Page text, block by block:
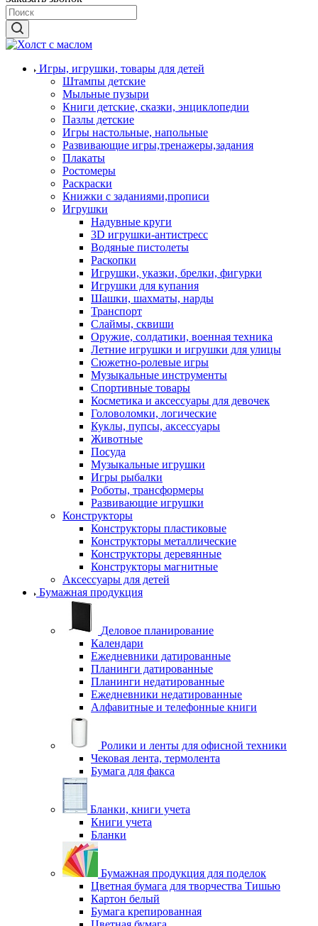
Игры, игрушки, товары для детей
Штампы детские
Мыльные пузыри
Книги детские, сказки, энциклопедии
Пазлы детские
Игры настольные, напольные
Развивающие игры,тренажеры,задания
Плакаты
Ростомеры
Раскраски
Книжки с заданиями,прописи
Игрушки
Надувные круги
3D игрушки-антистресс
Водяные пистолеты
Раскопки
Игрушки, указки, брелки, фигурки
Игрушки для купания
Шашки, шахматы, нарды
Транспорт
Слаймы, сквиши
Оружие, солдатики, военная техника
Летние игрушки и игрушки для улицы
Сюжетно-ролевые игры
Музыкальные инструменты
Спортивные товары
Косметика и аксессуары для девочек
Головоломки, логические
Куклы, пупсы, аксессуары
Животные
Посуда
Музыкальные игрушки
Игры рыбалки
Роботы, трансформеры
Развивающие игрушки
Конструкторы
Конструкторы пластиковые
Конструкторы металлические
Конструкторы деревянные
Конструкторы магнитные
Аксессуары для детей
Бумажная продукция
Деловое планирование
Календари
Ежедневники датированные
Планинги датированные
Планинги недатированные
Ежедневники недатированные
Алфавитные и телефонные книги
Ролики и ленты для офисной техники
Чековая лента, термолента
Бумага для факса
Бланки, книги учета
Книги учета
Бланки
Бумажная продукция для поделок
Цветная бумага для творчества Тишью
Картон белый
Бумага крепированная